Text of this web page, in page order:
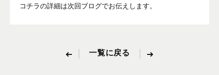
コチラの詳細は次回ブログでお伝えします。
一覧に戻る